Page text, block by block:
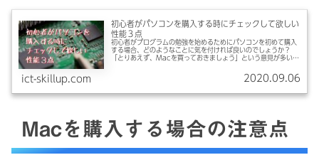
初心者がパソコンを購入する時にチェックして欲しい
性能３点
初心者がプログラムの勉強を始めるためにパソコンを初めて購入
する場合、どのようなことに気を付ければ良いのでしょうか？
「とりあえず、Macを買っておきましょう」という意見が多いで
ict-skillup.com 2020.09.06
Macを購入する場合の注意点